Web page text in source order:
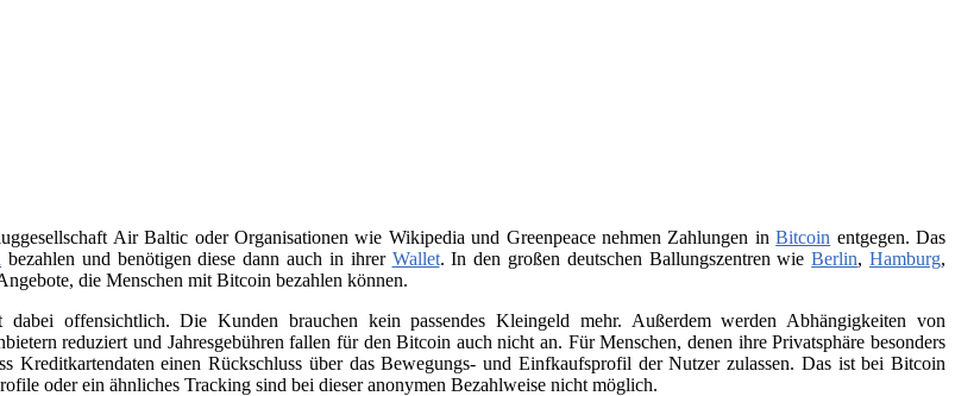
Air Baltic oder Organisationen wie Wikipedia und Greenpeace nehmen Zahlungen inBitcoin entgegen. Das
bezahlen und benötigen diese dann auch in ihrer Wallet. In den großen deutschen Ballungszentren wieBerlin,Hamburg,
die Menschen mit Bitcoin bezahlen können.
offensichtlich. Die Kunden brauchen kein passendes Kleingeld mehr. Außerdem werden Abhängigkeiten von
reduziert und Jahresgebühren fallen für den Bitcoin auch nicht an. Für Menschen, denen ihre Privatsphäre besonders
Kreditkartendaten einen Rückschluss über das Bewegungs- und Einfkaufsprofil der Nutzer zulassen. Das ist bei Bitcoin
oder ein ähnliches Tracking sind bei dieser anonymen Bezahlweise nicht möglich.